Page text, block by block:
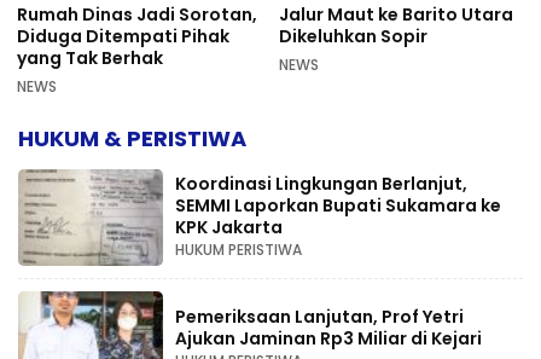
Rumah Dinas Jadi Sorotan,
Diduga Ditempati Pihak
yang Tak Berhak
NEWS
Jalur Maut ke Barito Utara
Dikeluhkan Sopir
NEWS
HUKUM & PERISTIWA
Koordinasi Lingkungan Berlanjut,
SEMMI Laporkan Bupati Sukamara ke
KPK Jakarta
HUKUM PERISTIWA
Pemeriksaan Lanjutan, Prof Yetri
Ajukan Jaminan Rp3 Miliar di Kejari